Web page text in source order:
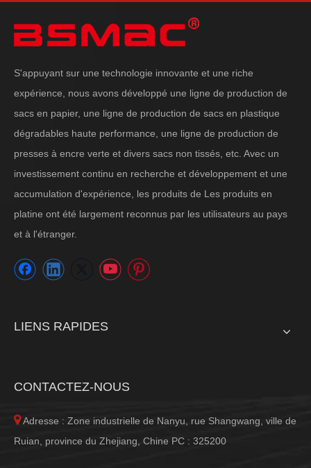
S'appuyant sur une technologie innovante et une riche
expérience, nous avons développé une ligne de production de
sacs en papier, une ligne de production de sacs en plastique
dégradables haute performance, une ligne de production de
presses à encre verte et divers sacs non tissés, etc. Avec un
investissement continu en recherche et développement et une
accumulation d'expérience, les produits de Les produits en
platine ont été largement reconnus par les utilisateurs au pays
et à l'étranger.
LIENS RAPIDES
CONTACTEZ-NOUS
Adresse : Zone industrielle de Nanyu, rue Shangwang, ville de
Ruian, province du Zhejiang, Chine PC : 325200